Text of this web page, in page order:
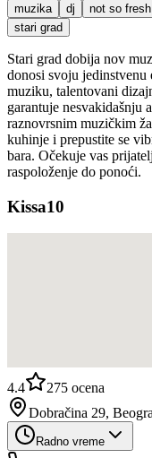
muzika
dj not so fresh
stari grad
Stari grad dobija nov
donosi svoju
muziku, talentovani
garantuje nesvakidašnju
raznovrsnim muzičkim
kuhinje i prepustite se
bara. Očekuje vas
raspoloženje do ponoći.
Kissa10
4.4 275 ocena
Dobračina 29,
Radno vreme